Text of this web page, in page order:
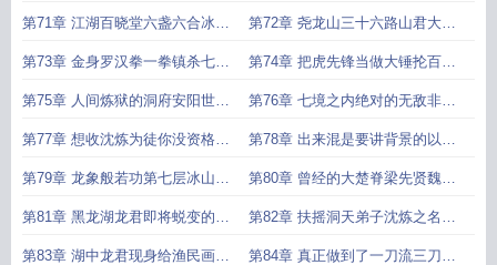
冰羞愧仙棺可满意否 同修天闲星陈酒
第71章 江湖百晓堂六盏六合冰玉
酒五脏六腑脱胎换骨
第72章 尧龙山三十六路山君大妖
七境换血境金狼山君
第73章 金身罗汉拳一拳镇杀七境
金狼山君大妖虎先锋现
第74章 把虎先锋当做大锤抡百晓
生现尧龙山最深处青狮山君
第75章 人间炼狱的洞府安阳世子
替身姜伟红眼一开伤害你猜
第76章 七境之内绝对的无敌非八
境不可敌百晓生的评价
第77章 想收沈炼为徒你没资格我
也没资格全场震撼到了极致
第78章 出来混是要讲背景的以刀
入局大帅满意否
第79章 龙象般若功第七层冰山之
中冰仙之墓一刀斩落两万斤
第80章 曾经的大楚脊梁先贤魏武
圣我叫张游龙入三府之局
第81章 黑龙湖龙君即将蜕变的蟒
妖黑龙村渔民暴动
第82章 扶摇洞天弟子沈炼之名名
震半个兖州
第83章 湖中龙君现身给渔民画大 第84章 真正做到了一刀流三刀斩